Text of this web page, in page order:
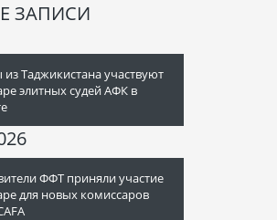
ЗАПИСИ
Таджикистана участвуют
элитных судей АФК в
ФФТ приняли участие
для новых комиссаров